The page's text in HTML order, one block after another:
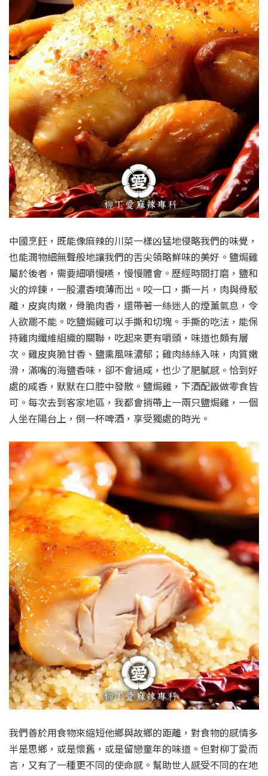
中國烹飪，既能像麻辣的川菜一樣凶猛地侵略我們的味覺，
也能潤物細無聲般地讓我們的舌尖領略鮮味的美好。鹽焗雞
屬於後者，需要細嚼慢嚥，慢慢體會。歷經時間打磨，鹽和
火的焠鍊，一股濃香噴薄而出。咬一口，撕一片，肉與骨駁
離，皮爽肉嫩，骨脆肉香，還帶著一絲迷人的煙薰氣息，令
人欲罷不能。吃鹽焗雞可以手撕和切塊。手撕的吃法，能保
持雞肉纖維組織的關聯，吃起來更有嚼頭，味道也頗有層
次。雞皮爽脆甘香、鹽熏風味濃郁；雞肉絲絲入味，肉質嫩
滑，滿嘴的海鹽香味，卻不會過咸，也少了肥膩感。恰到好
處的咸香，默默在口腔中發散。鹽焗雞，下酒配飯做零食皆
可。每次去到客家地區，我都會捎帶上一兩只鹽焗雞，一個
人坐在陽台上，倒一杯啤酒，享受獨處的時光。
我們善於用食物來縮短他鄉與故鄉的距離，對食物的感情多
半是思鄉，或是懷舊，或是留戀童年的味道。但對柳丁愛而
言，又有了一種更不同的使命感。幫助世人感受不同的在地